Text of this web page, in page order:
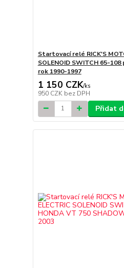
Startovací relé RICK'S
SOLENOID SWITCH 65-108
rok 1990-1997
1 150 CZK/ks
950 CZK bez DPH
Přidat